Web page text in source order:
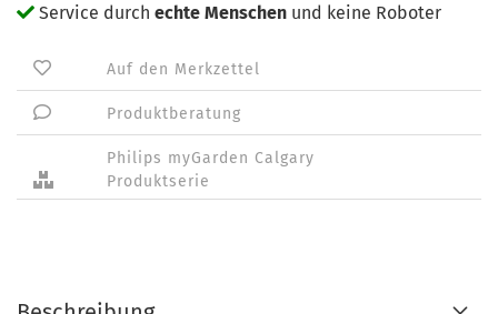
Service durch echte Menschen und keine Roboter
Auf den Merkzettel
Produktberatung
Philips myGarden Calgary
Produktserie